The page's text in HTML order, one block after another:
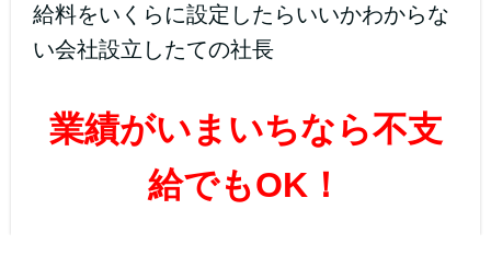
給料をいくらに設定したらいいかわからな
い会社設立したての社長
業績がいまいちなら不支
給でもOK！